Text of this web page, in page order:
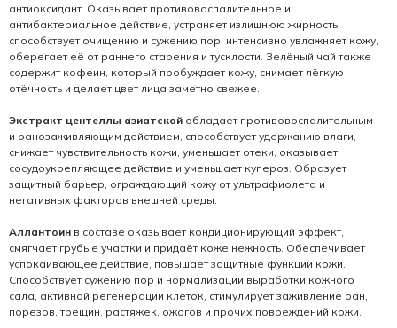
антиоксидант. Оказывает противовоспалительное и
антибактериальное действие, устраняет излишнюю жирность,
способствует очищению и сужению пор, интенсивно увлажняет кожу,
оберегает её от раннего старения и тусклости. Зелёный чай также
содержит кофеин, который пробуждает кожу, снимает лёгкую
отёчность и делает цвет лица заметно свежее.
Экстракт центеллы азиатской обладает противовоспалительным
и ранозаживляющим действием, способствует удержанию влаги,
снижает чувствительность кожи, уменьшает отеки, оказывает
сосудоукрепляющее действие и уменьшает купероз. Образует
защитный барьер, ограждающий кожу от ультрафиолета и
негативных факторов внешней среды.
Аллантоин в составе оказывает кондиционирующий эффект,
смягчает грубые участки и придаёт коже нежность. Обеспечивает
успокаивающее действие, повышает защитные функции кожи.
Способствует сужению пор и нормализации выработки кожного
сала, активной регенерации клеток, стимулирует заживление ран,
порезов, трещин, растяжек, ожогов и прочих повреждений кожи.